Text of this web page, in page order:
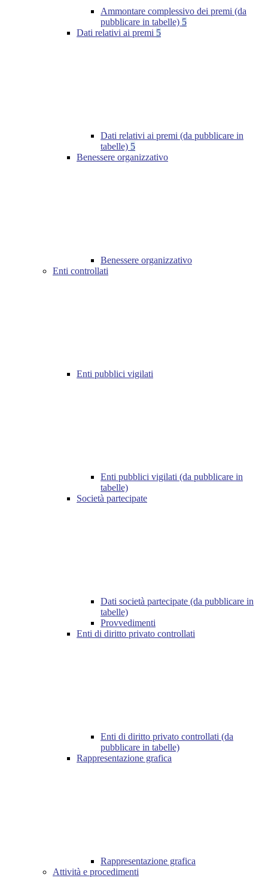
Ammontare complessivo dei premi (da
pubblicare in tabelle) 5
Dati relativi ai premi 5
Dati relativi ai premi (da pubblicare in
tabelle) 5
Benessere organizzativo
Benessere organizzativo
Enti controllati
Enti pubblici vigilati
Enti pubblici vigilati (da pubblicare in
tabelle)
Società partecipate
Dati società partecipate (da pubblicare in
tabelle)
Provvedimenti
Enti di diritto privato controllati
Enti di diritto privato controllati (da
pubblicare in tabelle)
Rappresentazione grafica
Rappresentazione grafica
Attività e procedimenti